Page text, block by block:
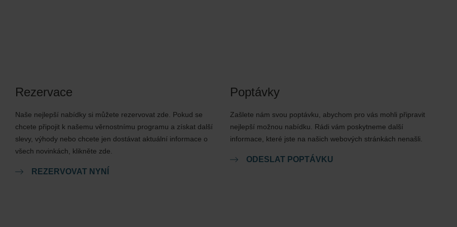
Rezervace
Naše nejlepší nabídky si můžete rezervovat zde. Pokud se
chcete připojit k našemu věrnostnímu programu a získat další
slevy, výhody nebo chcete jen dostávat aktuální informace o
všech novinkách, klikněte zde.
REZERVOVAT NYNÍ
Poptávky
Zašlete nám svou poptávku, abychom pro vás mohli připravit
nejlepší možnou nabídku. Rádi vám poskytneme další
informace, které jste na našich webových stránkách nenašli.
ODESLAT POPTÁVKU